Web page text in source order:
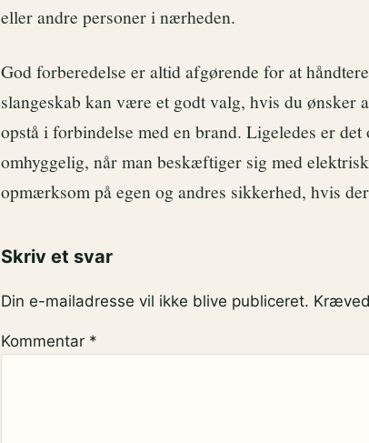
eller andre personer i nærheden.
God forberedelse er altid afgørende for at
slangeskab kan være et godt valg, hvis du ønsker
opstå i forbindelse med en brand. Ligeledes er
omhyggelig, når man beskæftiger sig med
opmærksom på egen og andres sikkerhed, hvis
Skriv et svar
Din e-mailadresse vil ikke blive publiceret.
Kommentar *